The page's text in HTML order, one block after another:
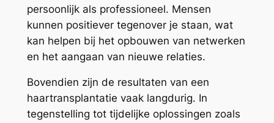
persoonlijk als professioneel. Mensen
kunnen positiever tegenover je staan, wat
kan helpen bij het opbouwen van netwerken
en het aangaan van nieuwe relaties.
Bovendien zijn de resultaten van een
haartransplantatie vaak langdurig. In
tegenstelling tot tijdelijke oplossingen zoals